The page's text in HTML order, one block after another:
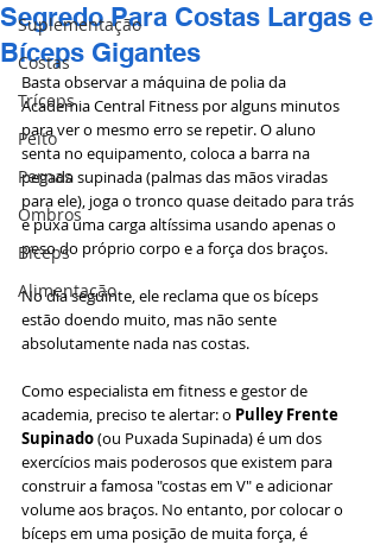
Suplementação
Costas
Tríceps
Peito
Pernas
Ombros
Bíceps
Alimentação
Segredo Para Costas Largas e
Bíceps Gigantes
Basta observar a máquina de polia da
Academia Central Fitness por alguns minutos
para ver o mesmo erro se repetir. O aluno
senta no equipamento, coloca a barra na
pegada supinada (palmas das mãos viradas
para ele), joga o tronco quase deitado para trás
e puxa uma carga altíssima usando apenas o
peso do próprio corpo e a força dos braços.
No dia seguinte, ele reclama que os bíceps
estão doendo muito, mas não sente
absolutamente nada nas costas.
Como especialista em fitness e gestor de
academia, preciso te alertar: o Pulley Frente
Supinado (ou Puxada Supinada) é um dos
exercícios mais poderosos que existem para
construir a famosa "costas em V" e adicionar
volume aos braços. No entanto, por colocar o
bíceps em uma posição de muita força, é